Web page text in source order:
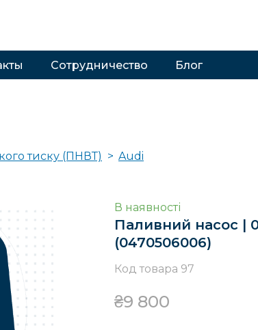
Сотрудничество Блог
тиску (ПНВТ) Audi
В наявності
Паливний насос |
(0470506006)
Код товара 97
₴9 800